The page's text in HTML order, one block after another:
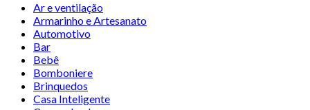
Ar e ventilação
Armarinho e Artesanato
Automotivo
Bar
Bebê
Bomboniere
Brinquedos
Casa Inteligente